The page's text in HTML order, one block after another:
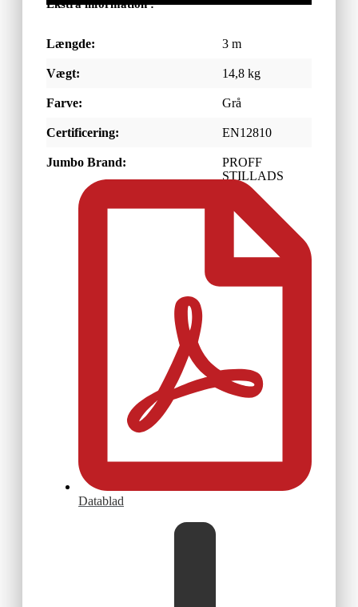
Ekstra information :
Længde: 3 m
Vægt: 14,8 kg
Farve: Grå
Certificering: EN12810
Jumbo Brand:
PROFF
STILLADS
Datablad